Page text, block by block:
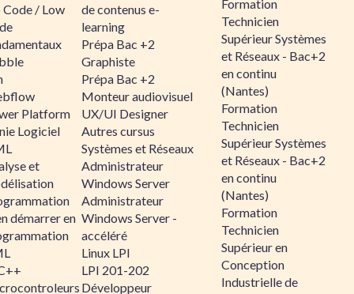
/ Low
Platform
Logiciel
et
démarrer en
de contenus e-
learning
Prépa Bac +2
Graphiste
Prépa Bac +2
Monteur audiovisuel
UX/UI Designer
Autres cursus
Systèmes et Réseaux
Administrateur
Windows Server
Administrateur
Windows Server -
accéléré
Linux LPI
LPI 201-202
Développeur
Formation
Technicien
Supérieur Systèmes
et Réseaux - Bac+2
en continu
(Nantes)
Formation
Technicien
Supérieur Systèmes
et Réseaux - Bac+2
en continu
(Nantes)
Formation
Technicien
Supérieur en
Conception
Industrielle de